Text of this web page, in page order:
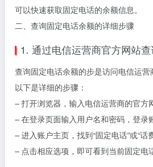
可以快速获取固定电话的余额信息。
二、查询固定电话余额的详细步骤
1. 通过电信运营商官方网站
查询固定电话余额的步是访问电信运营
以下是详细的步骤：
– 打开浏览器，输入电信运营商的官方
– 在登录页面输入用户名和密码，登录
– 进入账户主页，找到“固定电话”或“话
– 点击相应选项，即可看到当前固定电